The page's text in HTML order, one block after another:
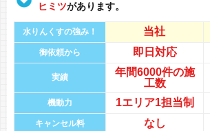
ヒミツがあります。
水りんくすの強み！ 当社
御依頼から 即日対応
実績 年間6000件の施
工数
機動力 1エリア1担当制
キャンセル料 なし